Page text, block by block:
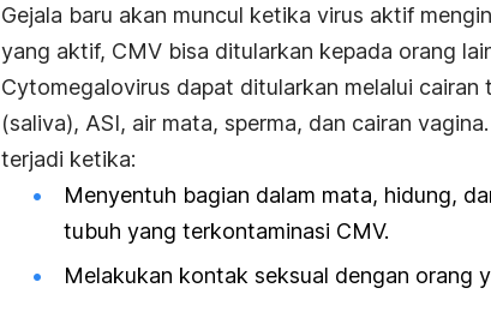
Gejala baru akan muncul ketika virus aktif
yang aktif, CMV bisa ditularkan kepada orang
Cytomegalovirus dapat ditularkan melalui cairan
(saliva), ASI, air mata, sperma, dan cairan
terjadi ketika:
Menyentuh bagian dalam mata, hidung,
tubuh yang terkontaminasi CMV.
Melakukan kontak seksual dengan orang